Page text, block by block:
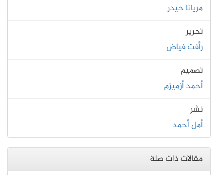
مريانا حيدر
تحرير
رأفت فياض
تصميم
أحمد أزميزم
نشر
أمل أحمد
مقالات ذات صلة